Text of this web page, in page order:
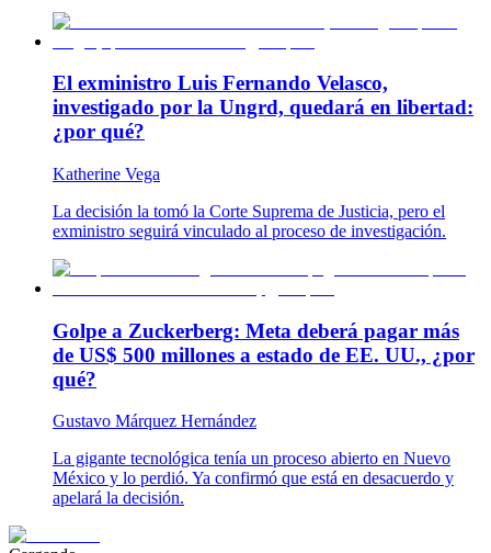
El exministro Luis Fernando Velasco,
investigado por la Ungrd, quedará en libertad:
¿por qué?
Katherine Vega
La decisión la tomó la Corte Suprema de Justicia, pero el
exministro seguirá vinculado al proceso de investigación.
Golpe a Zuckerberg: Meta deberá pagar más
de US$ 500 millones a estado de EE. UU., ¿por
qué?
Gustavo Márquez Hernández
La gigante tecnológica tenía un proceso abierto en Nuevo
México y lo perdió. Ya confirmó que está en desacuerdo y
apelará la decisión.